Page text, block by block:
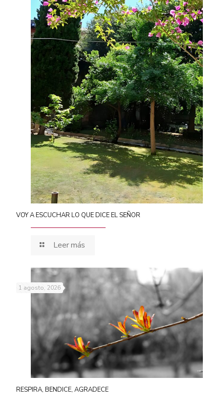
VOY A ESCUCHAR LO QUE DICE EL SEÑOR
Leer más
1 agosto, 2026
RESPIRA, BENDICE, AGRADECE